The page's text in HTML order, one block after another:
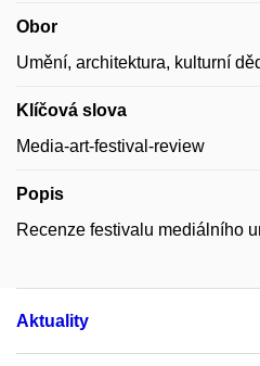
Obor
Umění, architektura, kulturní
Klíčová slova
Media-art-festival-review
Popis
Recenze festivalu mediálního
Aktuality